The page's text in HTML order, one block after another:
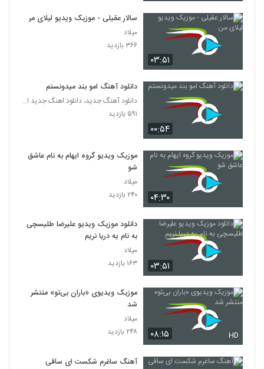
۰۳:۵۱
سالار عقیلی - موزیک ویدیو لیلای من
میلاد
۳۶۶ بازدید
۰۰:۵۴
دانلود آهنگ امو بند میدونستم
دانلود آهنگ جدید، دانلود اهنگ جدید ایرانی
۵۹۱ بازدید
۰۴:۳۰
موزیک ویدیو گروه ایهام به نام عاشق
شو
میلاد
۲۴۰ بازدید
۰۳:۵۱
دانلود موزیک ویدیو علیرضا طلیسچی
به نام یه دریا نریم
میلاد
۱۶۳ بازدید
۰۸:۱۵ HD
موزیک ویدیوی «باران بی‌تو» منتشر
شد
میلاد
۲۴۸ بازدید
آهنگ ساغرم شکست ای ساقی